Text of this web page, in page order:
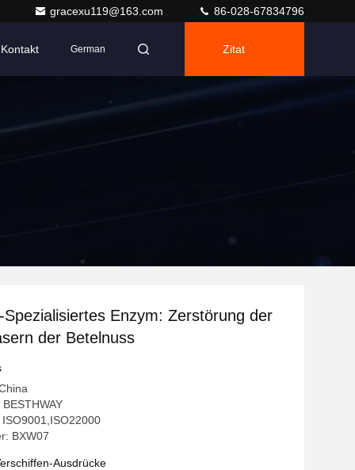
gracexu119@163.com 86-028-67834796
Kontakt German Zitat
Spezialisiertes Enzym: Zerstörung der
der Betelnuss
BXW07
Ausdrücke